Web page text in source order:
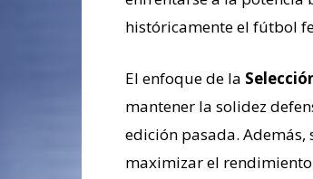
históricamente el fútbol
El enfoque de la
mantener la solidez
edición pasada. Además,
maximizar el